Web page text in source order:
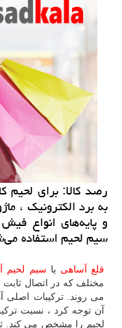
رصد كالا: برای لحیم
به برد الكترونیك ،
و پایه‌های انواع
سیم لحیم استفاده
قلع آساهی یا سیم لحیم
مختلف که در اتصال ثابت
می روند. ترکیبات اصلی
آن توجه کرد ، نسبت